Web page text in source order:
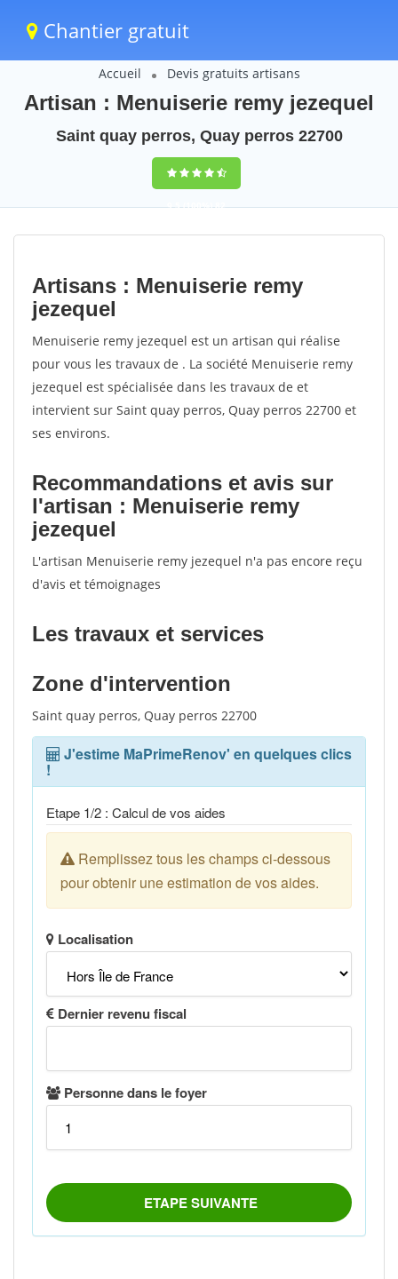
Chantier gratuit
Accueil Devis gratuits artisans
Artisan : Menuiserie remy jezequel
Saint quay perros, Quay perros 22700
9,5(100%)82
votes
Artisans : Menuiserie remy
jezequel
Menuiserie remy jezequel est un artisan qui réalise
pour vous les travaux de . La société Menuiserie remy
jezequel est spécialisée dans les travaux de et
intervient sur Saint quay perros, Quay perros 22700 et
ses environs.
Recommandations et avis sur
l'artisan : Menuiserie remy
jezequel
L'artisan Menuiserie remy jezequel n'a pas encore reçu
d'avis et témoignages
Les travaux et services
Zone d'intervention
Saint quay perros, Quay perros 22700